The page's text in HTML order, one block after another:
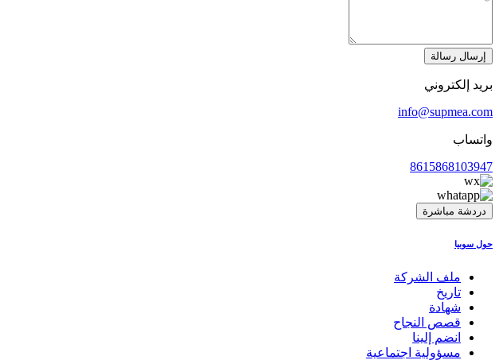
إرسال رسالة
بريد إلكتروني
info@supmea.com
واتساب
8615868103947
دردشة مباشرة
حول سوبيا
ملف الشركة
تاريخ
شهادة
قصص النجاح
انضم إلينا
مسؤولية اجتماعية